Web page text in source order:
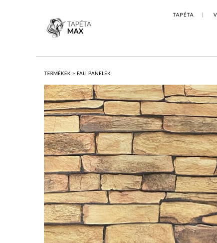
TAPÉTA
MAX
TAPÉTA
TERMÉKEK > FALI PANELEK